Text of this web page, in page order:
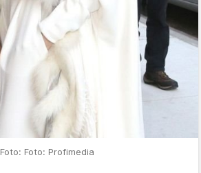
Foto: Foto: Profimedia